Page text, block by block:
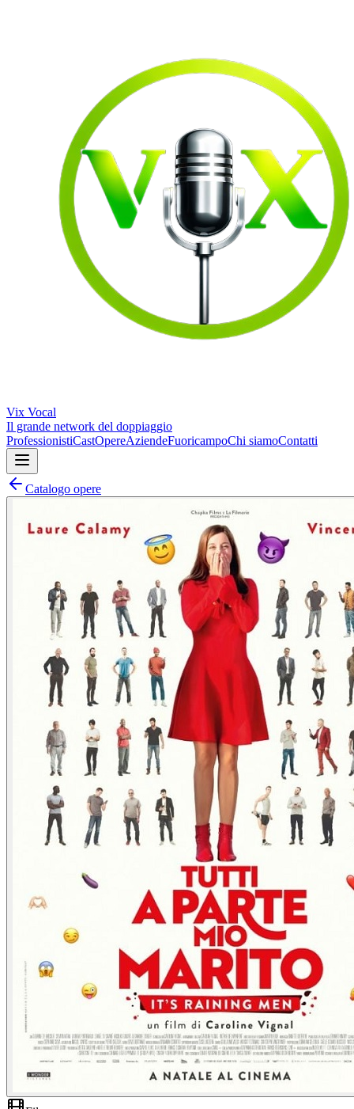
Vix Vocal
Il grande network del doppiaggio
ProfessionistiCastOpereAziendeFuoricampoChi siamoContatti
Catalogo opere